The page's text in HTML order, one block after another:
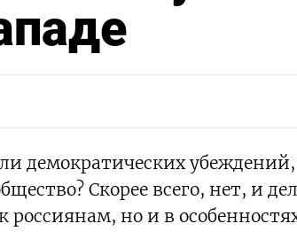
демократических
Скорее всего, нет, и
россиянам, но и в